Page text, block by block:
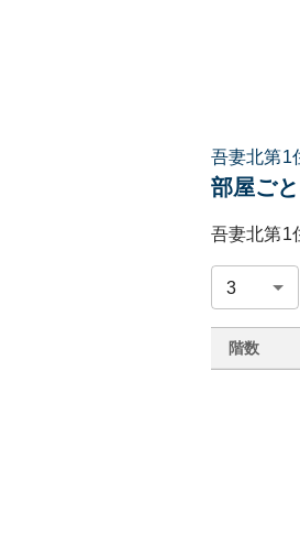
吾妻北第1
部屋ご
吾妻北第1
階数